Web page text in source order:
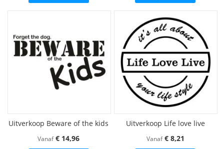
Uitverkoop Beware of the kids
Vanaf € 14,96
Uitverkoop Life love live
Vanaf € 8,21